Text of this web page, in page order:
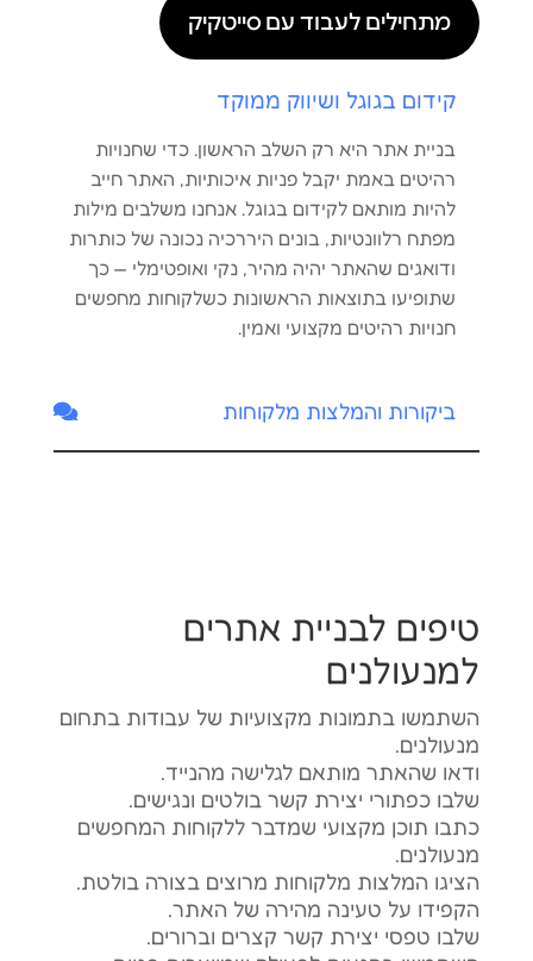
מתחילים לעבוד עם סייטקיק
קידום בגוגל ושיווק ממוקד
בניית אתר היא רק השלב הראשון. כדי שחנויות
רהיטים באמת יקבל פניות איכותיות, האתר חייב
להיות מותאם לקידום בגוגל. אנחנו משלבים מילות
מפתח רלוונטיות, בונים היררכיה נכונה של כותרות
ודואגים שהאתר יהיה מהיר, נקי ואופטימלי — כך
שתופיעו בתוצאות הראשונות כשלקוחות מחפשים
חנויות רהיטים מקצועי ואמין.
ביקורות והמלצות מלקוחות
טיפים לבניית אתרים
למנעולנים
השתמשו בתמונות מקצועיות של עבודות בתחום
מנעולנים.
ודאו שהאתר מותאם לגלישה מהנייד.
שלבו כפתורי יצירת קשר בולטים ונגישים.
כתבו תוכן מקצועי שמדבר ללקוחות המחפשים
מנעולנים.
הציגו המלצות מלקוחות מרוצים בצורה בולטת.
הקפידו על טעינה מהירה של האתר.
שלבו טפסי יצירת קשר קצרים וברורים.